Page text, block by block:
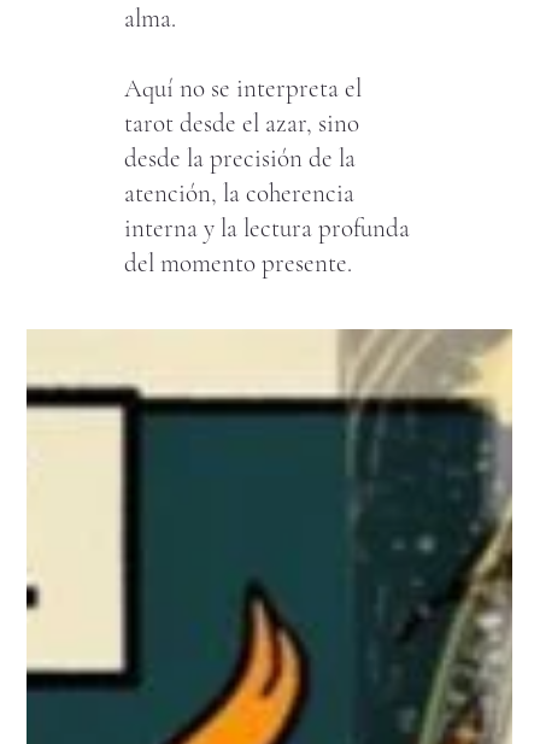
alma.
Aquí no se interpreta el
tarot desde el azar, sino
desde la precisión de la
atención, la coherencia
interna y la lectura profunda
del momento presente.